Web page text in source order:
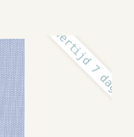
levertijd 7 dagen